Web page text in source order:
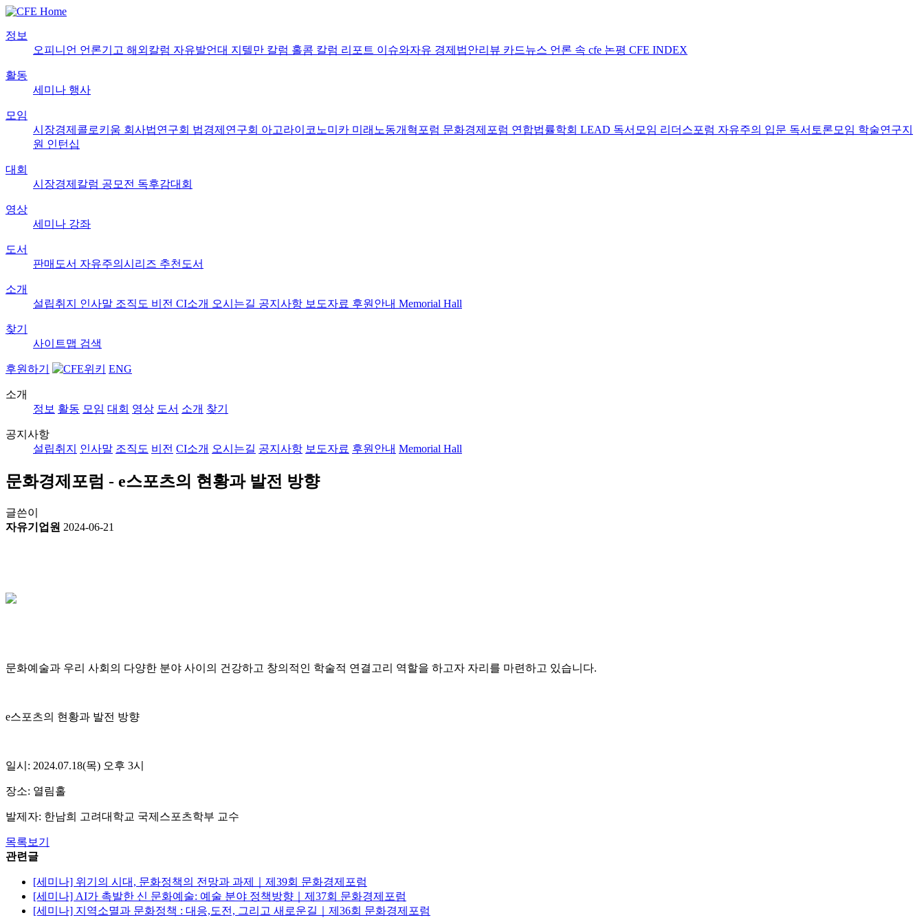
정보
오피니언 언론기고 해외칼럼 자유발언대 지텔만 칼럼 홀콤 칼럼 리포트 이슈와자유 경제법안리뷰 카드뉴스 언론 속 cfe 논평 CFE INDEX
활동
세미나 행사
모임
시장경제콜로키움 회사법연구회 법경제연구회 아고라이코노미카 미래노동개혁포럼 문화경제포럼 연합법률학회 LEAD 독서모임 리더스포럼 자유주의 입문 독서토론모임 학술연구지
원 인턴십
대회
시장경제칼럼 공모전 독후감대회
영상
세미나 강좌
도서
판매도서 자유주의시리즈 추천도서
소개
설립취지 인사말 조직도 비전 CI소개 오시는길 공지사항 보도자료 후원안내 Memorial Hall
찾기
사이트맵 검색
후원하기 ENG
소개
정보 활동 모임 대회 영상 도서 소개 찾기
공지사항
설립취지
인사말 조직도 비전 CI소개 오시는길 공지사항 보도자료 후원안내 Memorial Hall
문화경제포럼 - e스포츠의 현황과 발전 방향
글쓴이
자유기업원 2024-06-21
문화예술과 우리 사회의 다양한 분야 사이의 건강하고 창의적인 학술적 연결고리 역할을 하고자 자리를 마련하고 있습니다.
e스포츠의 현황과 발전 방향
일시: 2024.07.18(목) 오후 3시
장소: 열림홀
발제자: 한남희 고려대학교 국제스포츠학부 교수
목록보기
관련글
[세미나] 위기의 시대, 문화정책의 전망과 과제｜제39회 문화경제포럼
[세미나] AI가 촉발한 신 문화예술: 예술 분야 정책방향｜제37회 문화경제포럼
[세미나] 지역소멸과 문화정책 : 대응,도전, 그리고 새로운길｜제36회 문화경제포럼